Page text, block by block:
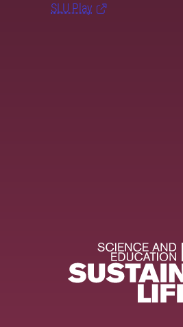
SLU Play